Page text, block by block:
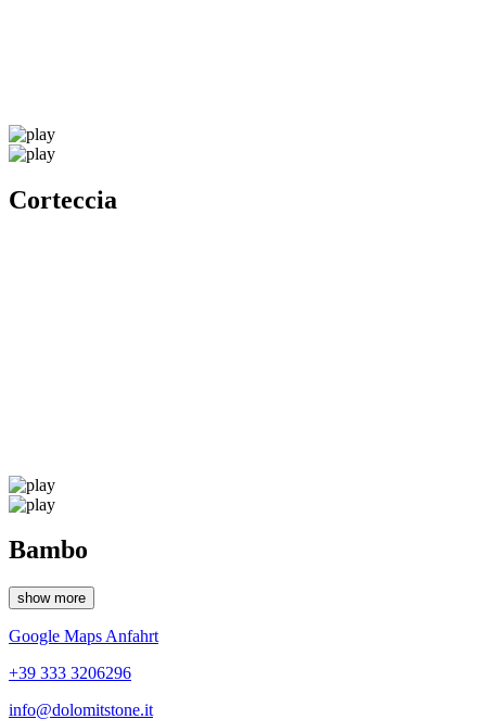
Corteccia
Bambo
show more
Google Maps Anfahrt
+39 333 3206296
info@dolomitstone.it